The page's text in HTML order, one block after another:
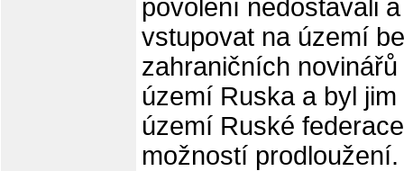
povolení nedostávali
vstupovat na území
zahraničních
území Ruska a byl
území Ruské
možností prodloužení.